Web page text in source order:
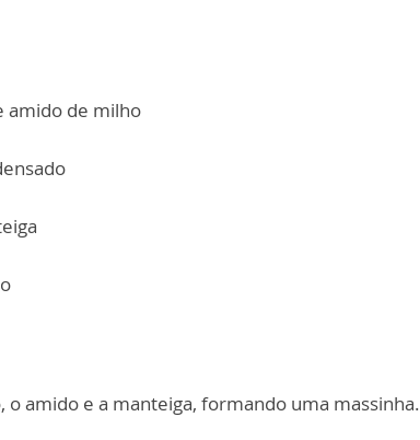
amido de milho
amido e a manteiga, formando uma massinha.